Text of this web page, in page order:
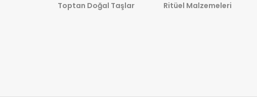
Toptan Doğal Taşlar
Ritüel Malzemeleri